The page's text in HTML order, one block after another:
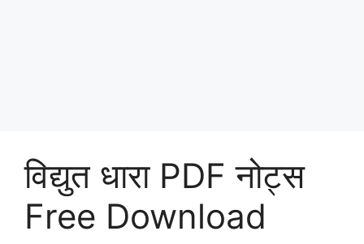
विद्युत धारा PDF नोट्स
Free Download